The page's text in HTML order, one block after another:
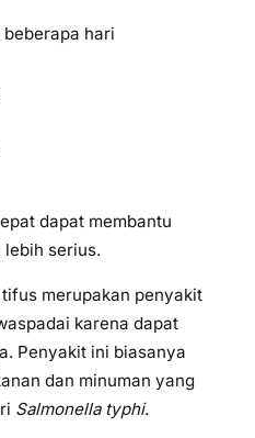
hari
dapat membantu
lebih serius.
merupakan penyakit
karena dapat
Penyakit ini biasanya
dan minuman yang
Salmonella typhi.